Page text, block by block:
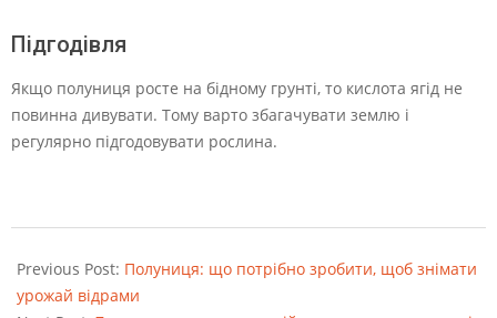
Підгодівля
Якщо полуниця росте на бідному грунті, то кислота ягід не
повинна дивувати. Тому варто збагачувати землю і
регулярно підгодовувати рослина.
08-
24
Previous Post: Полуниця: що потрібно зробити, щоб знімати
урожай відрами